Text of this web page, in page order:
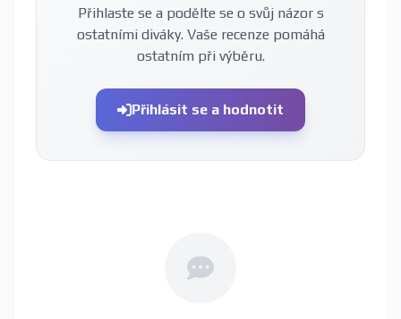
Přihlaste se a podělte se o svůj názor s
ostatními diváky. Vaše recenze pomáhá
ostatním při výběru.
Přihlásit se a hodnotit